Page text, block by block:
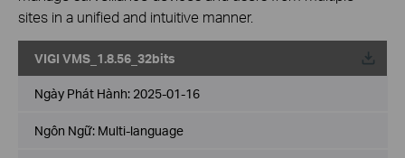
sites in a unified and intuitive manner.
VIGI VMS_1.8.56_32bits
Về
Ngày Phát Hành: 2025-01-16
Ngôn Ngữ: Multi-language